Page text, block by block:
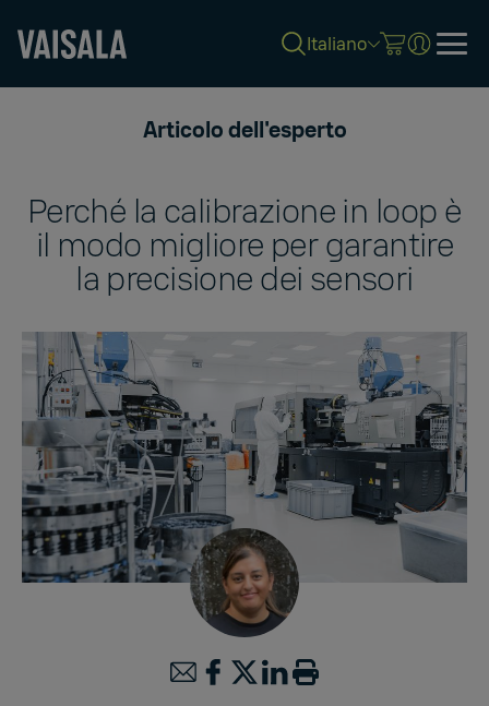
Italiano
Articolo dell'esperto
Perché la calibrazione in loop è
il modo migliore per garantire
la precisione dei sensori